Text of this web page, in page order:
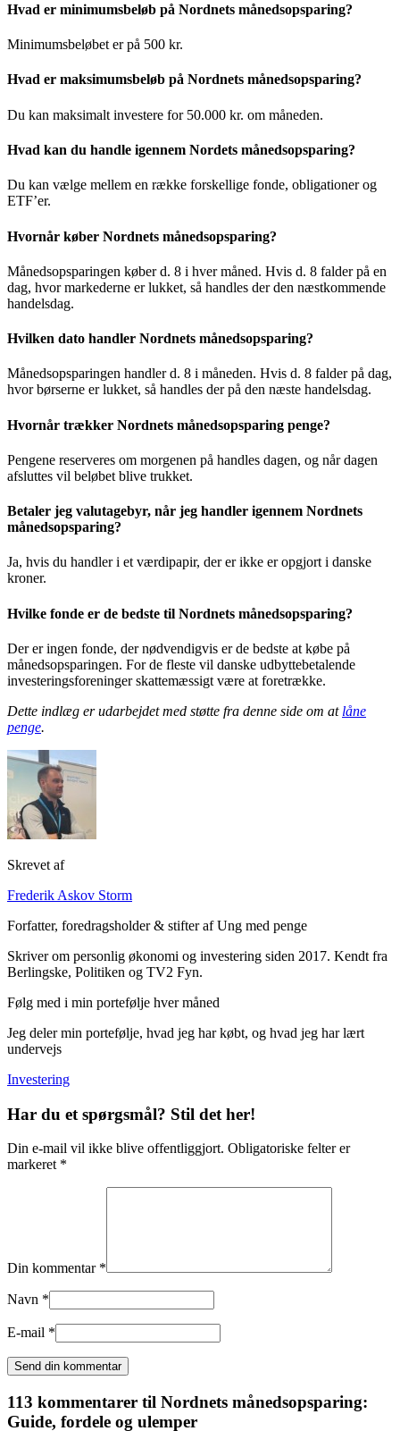
Hvad er minimumsbeløb på Nordnets månedsopsparing?
Minimumsbeløbet er på 500 kr.
Hvad er maksimumsbeløb på Nordnets månedsopsparing?
Du kan maksimalt investere for 50.000 kr. om måneden.
Hvad kan du handle igennem Nordets månedsopsparing?
Du kan vælge mellem en række forskellige fonde, obligationer og
ETF’er.
Hvornår køber Nordnets månedsopsparing?
Månedsopsparingen køber d. 8 i hver måned. Hvis d. 8 falder på en
dag, hvor markederne er lukket, så handles der den næstkommende
handelsdag.
Hvilken dato handler Nordnets månedsopsparing?
Månedsopsparingen handler d. 8 i måneden. Hvis d. 8 falder på dag,
hvor børserne er lukket, så handles der på den næste handelsdag.
Hvornår trækker Nordnets månedsopsparing penge?
Pengene reserveres om morgenen på handles dagen, og når dagen
afsluttes vil beløbet blive trukket.
Betaler jeg valutagebyr, når jeg handler igennem Nordnets
månedsopsparing?
Ja, hvis du handler i et værdipapir, der er ikke er opgjort i danske
kroner.
Hvilke fonde er de bedste til Nordnets månedsopsparing?
Der er ingen fonde, der nødvendigvis er de bedste at købe på
månedsopsparingen. For de fleste vil danske udbyttebetalende
investeringsforeninger skattemæssigt være at foretrække.
Dette indlæg er udarbejdet med støtte fra denne side om at låne
penge.
Skrevet af
Frederik Askov Storm
Forfatter, foredragsholder & stifter af Ung med penge
Skriver om personlig økonomi og investering siden 2017. Kendt fra
Berlingske, Politiken og TV2 Fyn.
Følg med i min portefølje hver måned
Jeg deler min portefølje, hvad jeg har købt, og hvad jeg har lært
undervejs
Investering
Har du et spørgsmål? Stil det her!
Din e-mail vil ikke blive offentliggjort. Obligatoriske felter er
markeret *
Din kommentar *
Navn *
E-mail *
113 kommentarer til Nordnets månedsopsparing:
Guide, fordele og ulemper